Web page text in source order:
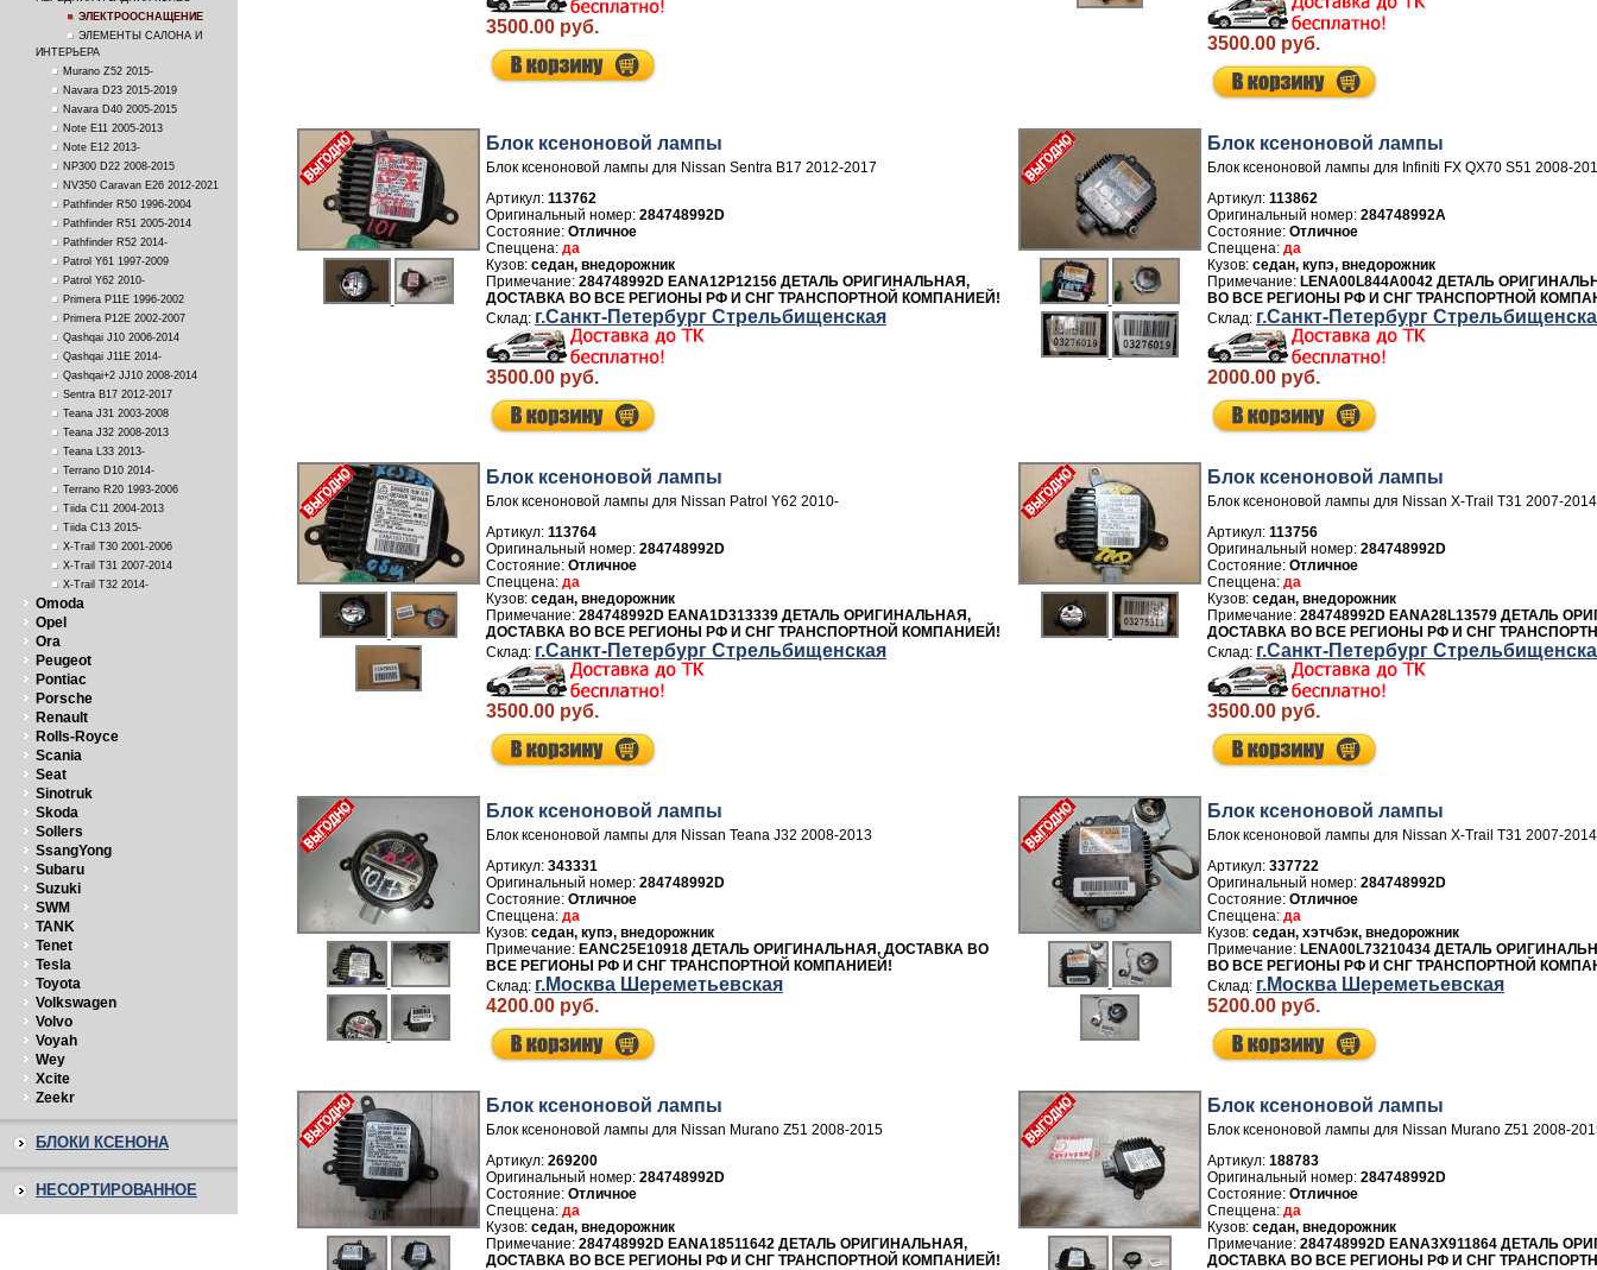
ЭЛЕКТРООСНАЩЕНИЕ
ЭЛЕМЕНТЫ САЛОНА И
ИНТЕРЬЕРА
Murano Z52 2015-
Navara D23 2015-2019
Navara D40 2005-2015
Note E11 2005-2013
Note E12 2013-
NP300 D22 2008-2015
NV350 Caravan E26 2012-2021
Pathfinder R50 1996-2004
Pathfinder R51 2005-2014
Pathfinder R52 2014-
Patrol Y61 1997-2009
Patrol Y62 2010-
Primera P11E 1996-2002
Primera P12E 2002-2007
Qashqai J10 2006-2014
Qashqai J11E 2014-
Qashqai+2 JJ10 2008-2014
Sentra B17 2012-2017
Teana J31 2003-2008
Teana J32 2008-2013
Teana L33 2013-
Terrano D10 2014-
Terrano R20 1993-2006
Tiida C11 2004-2013
Tiida C13 2015-
X-Trail T30 2001-2006
X-Trail T31 2007-2014
X-Trail T32 2014-
Omoda
Opel
Ora
Peugeot
Pontiac
Porsche
Renault
Rolls-Royce
Scania
Seat
Sinotruk
Skoda
Sollers
SsangYong
Subaru
Suzuki
SWM
TANK
Tenet
Tesla
Toyota
Volkswagen
Volvo
Voyah
Wey
Xcite
Zeekr
БЛОКИ КСЕНОНА
НЕСОРТИРОВАННОЕ
3500.00 руб.
3500.00 руб.
Блок ксеноновой лампы
Блок ксеноновой лампы для Nissan Sentra B17 2012-2017
Артикул: 113762
284748992D
Отличное
да
седан, внедорожник
284748992D EANA12P12156 ДЕТАЛЬ ОРИГИНАЛЬНАЯ,
ДОСТАВКА ВО ВСЕ РЕГИОНЫ РФ И СНГ ТРАНСПОРТНОЙ КОМПАНИЕЙ!
г.Санкт-Петербург Стрельбищенская
3500.00 руб.
Блок ксеноновой лампы
Блок ксеноновой лампы для Infiniti FX QX70 S51 2008-
Артикул: 113862
284748992A
Отличное
да
седан, купэ, внедорожник
LENA00L844A0042 ДЕТАЛЬ
ВО ВСЕ РЕГИОНЫ РФ И СНГ ТРАНСПОРТНОЙ
г.Санкт-Петербург
2000.00 руб.
Блок ксеноновой лампы
Блок ксеноновой лампы для Nissan Patrol Y62 2010-
Артикул: 113764
284748992D
Отличное
да
седан, внедорожник
284748992D EANA1D313339 ДЕТАЛЬ ОРИГИНАЛЬНАЯ,
ДОСТАВКА ВО ВСЕ РЕГИОНЫ РФ И СНГ ТРАНСПОРТНОЙ КОМПАНИЕЙ!
г.Санкт-Петербург Стрельбищенская
3500.00 руб.
Блок ксеноновой лампы
Блок ксеноновой лампы для Nissan X-Trail T31 2007-2014
Артикул: 113756
284748992D
Отличное
да
седан, внедорожник
284748992D EANA28L13579 ДЕТАЛЬ
ДОСТАВКА ВО ВСЕ РЕГИОНЫ РФ И СНГ
г.Санкт-Петербург
3500.00 руб.
Блок ксеноновой лампы
Блок ксеноновой лампы для Nissan Teana J32 2008-2013
Артикул: 343331
284748992D
Отличное
да
седан, купэ, внедорожник
EANC25E10918 ДЕТАЛЬ ОРИГИНАЛЬНАЯ, ДОСТАВКА ВО
ВСЕ РЕГИОНЫ РФ И СНГ ТРАНСПОРТНОЙ КОМПАНИЕЙ!
г.Москва Шереметьевская
4200.00 руб.
Блок ксеноновой лампы
Блок ксеноновой лампы для Nissan X-Trail T31 2007-2014
Артикул: 337722
284748992D
Отличное
да
седан, хэтчбэк, внедорожник
LENA00L73210434 ДЕТАЛЬ
ВО ВСЕ РЕГИОНЫ РФ И СНГ ТРАНСПОРТНОЙ
г.Москва Шереметьевская
5200.00 руб.
Блок ксеноновой лампы
Блок ксеноновой лампы для Nissan Murano Z51 2008-2015
Артикул: 269200
284748992D
Отличное
да
седан, внедорожник
284748992D EANA18511642 ДЕТАЛЬ ОРИГИНАЛЬНАЯ,
ДОСТАВКА ВО ВСЕ РЕГИОНЫ РФ И СНГ ТРАНСПОРТНОЙ КОМПАНИЕЙ!
Блок ксеноновой лампы
Блок ксеноновой лампы для Nissan Murano Z51 2008-
Артикул: 188783
284748992D
Отличное
да
седан, внедорожник
284748992D EANA3X911864 ДЕТАЛЬ
ДОСТАВКА ВО ВСЕ РЕГИОНЫ РФ И СНГ